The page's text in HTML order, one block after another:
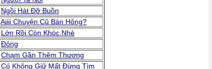
Ngồi Hát Đỡ Buồn
Aiiii Chuyện Cũ Bán Hông?
Lớn Rồi Còn Khóc Nhè
Đông
Chạm Gần Thêm Thương
Có Không Giữ Mất Đừng Tìm